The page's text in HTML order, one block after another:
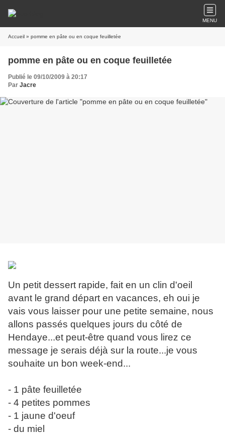
MENU
Accueil » pomme en pâte ou en coque feuilletée
pomme en pâte ou en coque feuilletée
Publié le 09/10/2009 à 20:17
Par Jacre
Un petit dessert rapide, fait en un clin d'oeil
avant le grand départ en vacances, eh oui je
vais vous laisser pour une petite semaine, nous
allons passés quelques jours du côté de
Hendaye...et peut-être quand vous lirez ce
message je serais déjà sur la route...je vous
souhaite un bon week-end...
- 1 pâte feuilletée
- 4 petites pommes
- 1 jaune d'oeuf
- du miel